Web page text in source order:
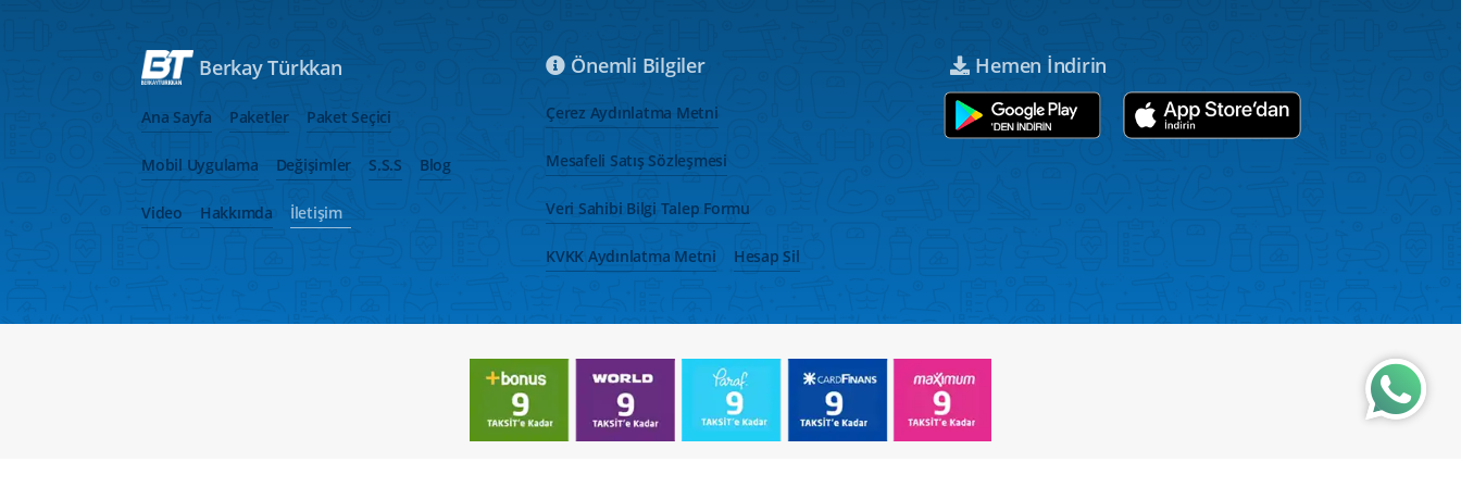
Berkay Türkkan
Ana Sayfa Paketler Paket Seçici
Mobil Uygulama Değişimler S.S.S Blog
Video Hakkımda İletişim
Önemli Bilgiler
Çerez Aydınlatma Metni
Mesafeli Satış Sözleşmesi
Veri Sahibi Bilgi Talep Formu
KVKK Aydınlatma Metni Hesap Sil
Hemen İndirin